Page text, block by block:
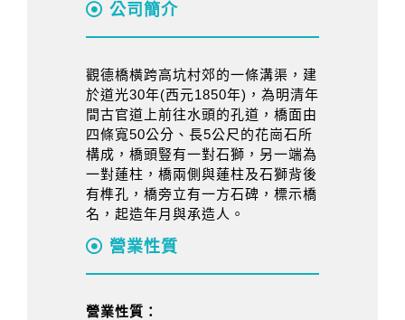
公司簡介
觀德橋橫跨高坑村郊的一條溝渠，建
於道光30年(西元1850年)，為明清年
間古官道上前往水頭的孔道，橋面由
四條寬50公分、長5公尺的花崗石所
構成，橋頭豎有一對石獅，另一端為
一對蓮柱，橋兩側與蓮柱及石獅背後
有榫孔，橋旁立有一方石碑，標示橋
名，起造年月與承造人。
營業性質
營業性質：